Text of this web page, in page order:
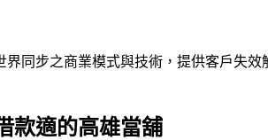
同步之商業模式與技術，提供客戶失
款適的高雄當舖